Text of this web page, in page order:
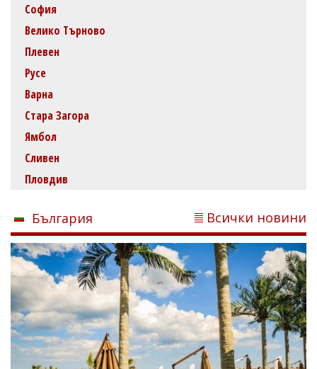
София
Велико Търново
Плевен
Русе
Варна
Стара Загора
Ямбол
Сливен
Пловдив
България Всички новини